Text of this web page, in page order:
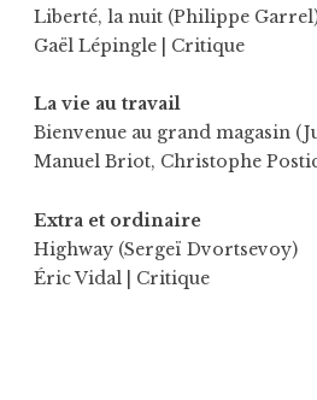
Liberté, la nuit (Philippe
Gaël Lépingle | Critique
La vie au travail
Bienvenue au grand magasin
Manuel Briot, Christophe
Extra et ordinaire
Highway (Sergeï Dvortsevoy)
Éric Vidal
| Critique